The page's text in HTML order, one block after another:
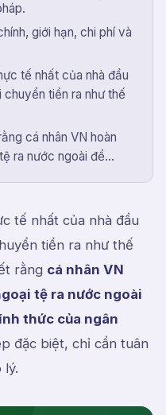
giới hạn, chi phí và
tế nhất của nhà đầu
tiền ra như thế
cá nhân VN hoàn
ra nước ngoài để...
tế nhất của nhà đầu
tiền ra như thế
rằng cá nhân VN
tệ ra nước ngoài
thức của ngân
đặc biệt, chỉ cần tuân
lý.